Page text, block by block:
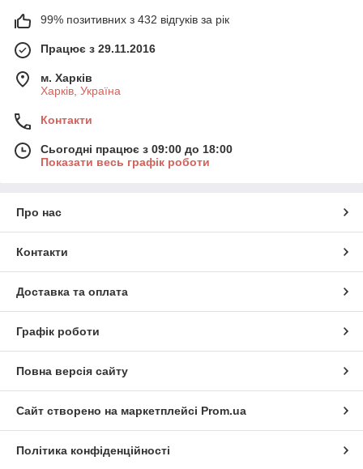
99% позитивних з 432 відгуків за рік
Працює з 29.11.2016
м. Харків
Харків, Україна
Контакти
Сьогодні працює з 09:00 до 18:00
Показати весь графік роботи
Про нас
Контакти
Доставка та оплата
Графік роботи
Повна версія сайту
Сайт створено на маркетплейсі Prom.ua
Політика конфіденційності